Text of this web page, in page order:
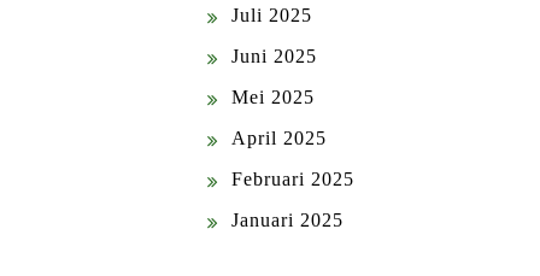
Juli 2025
Juni 2025
Mei 2025
April 2025
Februari 2025
Januari 2025